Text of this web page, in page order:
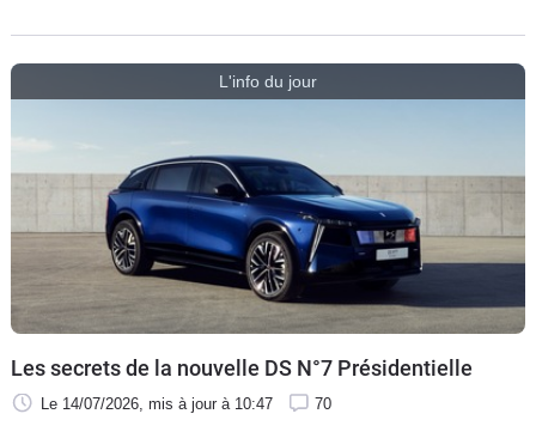
directement reprises des incontournables crayons de cire.
L'info du jour
Les secrets de la nouvelle DS N°7 Présidentielle
Le 14/07/2026 , mis à jour à 10:47 70